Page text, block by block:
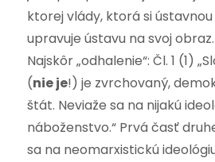
ktorej vlády, ktorá si
upravuje ústavu na svoj obraz.
Najskôr „odhalenie“: Čl. 1 (1)
(nie je!) je zvrchovaný,
štát. Neviaže sa na nijakú
náboženstvo.“ Prvá časť
sa na neomarxistickú